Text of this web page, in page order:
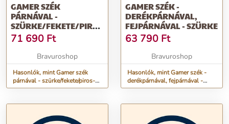
GAMER SZÉK
PÁRNÁVAL -
SZÜRKE/FEKETE/PIROS-
84 X 52 / 48 X 50 CM
71 690 Ft
Bravuroshop
Hasonlók, mint Gamer szék
párnával - szürke/fekete/piros-
84 x 52 / 48 x 50 cm
GAMER SZÉK -
DERÉKPÁRNÁVAL,
FEJPÁRNÁVAL - SZÜRKE
63 790 Ft
Bravuroshop
Hasonlók, mint Gamer szék -
derékpárnával, fejpárnával -
szürke